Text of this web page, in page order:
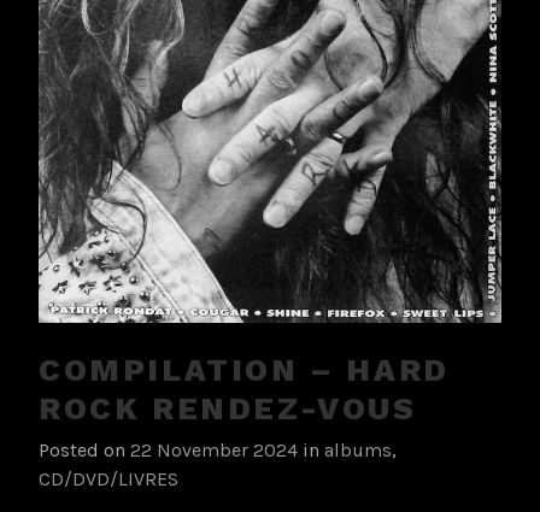
COMPILATION – HARD
ROCK RENDEZ-VOUS
Posted on 22 November 2024 in albums,
CD/DVD/LIVRES